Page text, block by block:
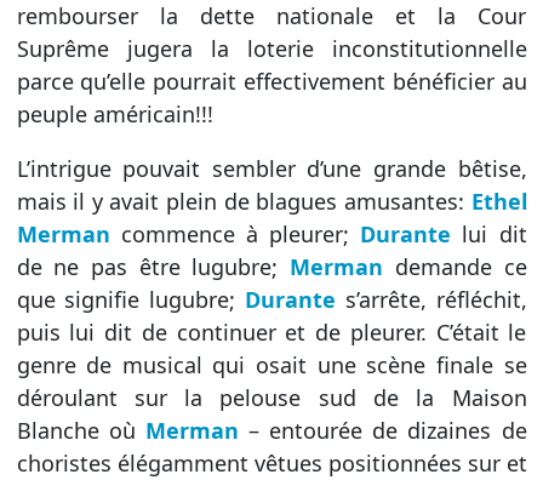
rembourser la dette nationale et la Cour
Suprême jugera la loterie inconstitutionnelle
parce qu’elle pourrait effectivement bénéficier au
peuple américain!!!
L’intrigue pouvait sembler d’une grande bêtise,
mais il y avait plein de blagues amusantes: Ethel
Merman commence à pleurer; Durante lui dit
de ne pas être lugubre; Merman demande ce
que signifie lugubre; Durante s’arrête, réfléchit,
puis lui dit de continuer et de pleurer. C’était le
genre de musical qui osait une scène finale se
déroulant sur la pelouse sud de la Maison
Blanche où Merman – entourée de dizaines de
choristes élégamment vêtues positionnées sur et